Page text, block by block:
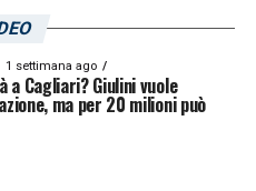
il primo titolo
altre volte, ma va
1 settimana ago
Cagliari? Giulini vuole
ma per 20 milioni può